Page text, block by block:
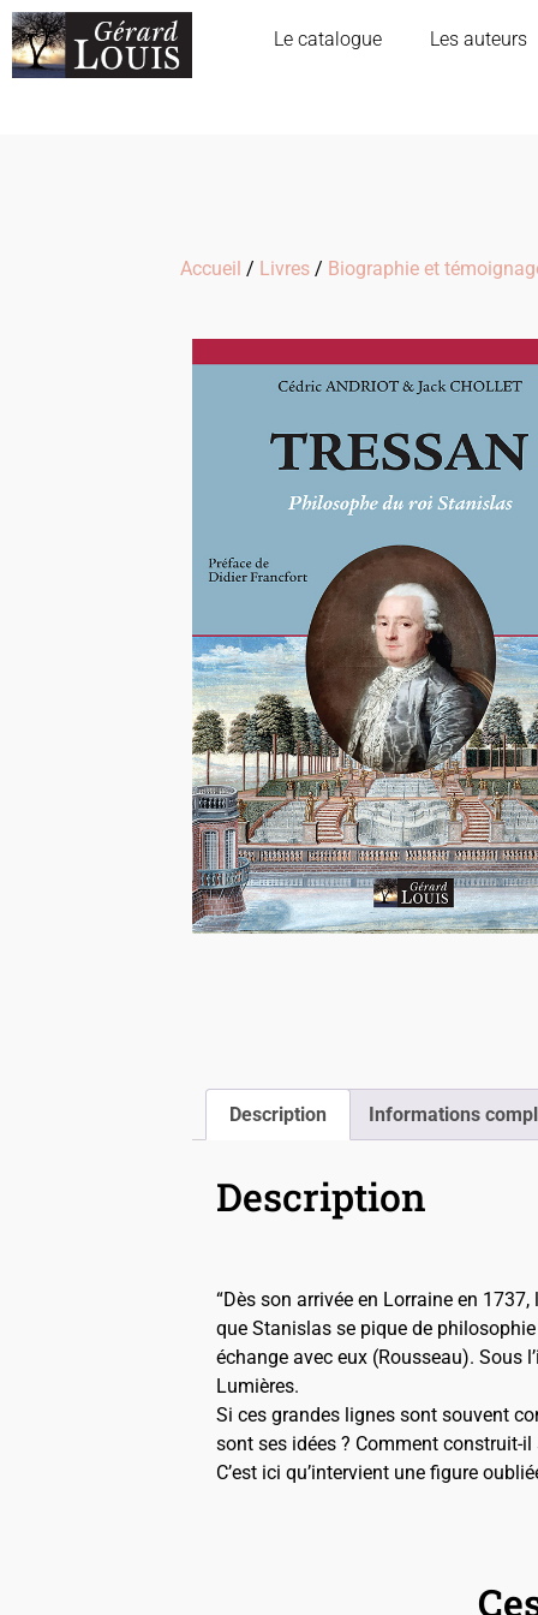
Le catalogue Les auteurs
Accueil / Livres / Biographie et
Description Informations
Description
“Dès son arrivée en Lorraine en
que Stanislas se pique de
échange avec eux (Rousseau). Sous
Lumières.
Si ces grandes lignes sont souvent
sont ses idées ? Comment construit-
C’est ici qu’intervient une figure